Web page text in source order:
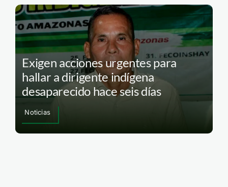
Exigen acciones urgentes para
hallar a dirigente indígena
desaparecido hace seis días
Noticias